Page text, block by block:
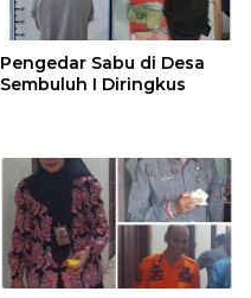
Pengedar Sabu di Desa
Sembuluh I Diringkus